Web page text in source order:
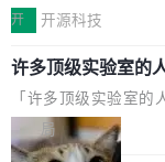
页面的文本，然后把
段回答。仅此而已。
意思。比如我在一个
个表单字段，每个字
想...
与80PLUS钛金能效
实时LCD监控屏，可
的严苛使用需求。
600PG5 AI TOP具备
机身尺寸大幅精简。
的价值重构。全球全
复合增长率达5.44%,
元。数字广告与公共
25年的8463亿美元
元。数字的背后是一
开 开源科技
许多顶级实验室的
了
「许多顶级实验室的
且他们认为 ICLR/
度宣传和欺诈。」
局